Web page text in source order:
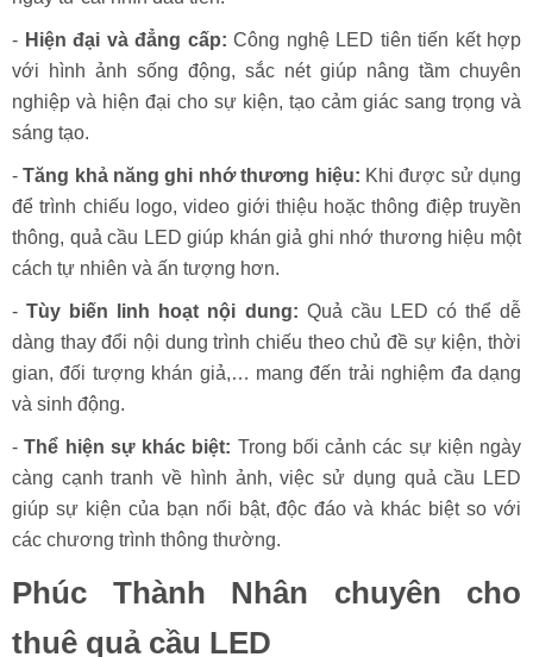
- Hiện đại và đẳng cấp: Công nghệ LED tiên tiến kết hợp
với hình ảnh sống động, sắc nét giúp nâng tầm chuyên
nghiệp và hiện đại cho sự kiện, tạo cảm giác sang trọng và
sáng tạo.
-Tăng khả năng ghi nhớ thương hiệu: Khi được sử dụng
để trình chiếu logo, video giới thiệu hoặc thông điệp truyền
thông, quả cầu LED giúp khán giả ghi nhớ thương hiệu một
cách tự nhiên và ấn tượng hơn.
-Tùy biến linh hoạt nội dung: Quả cầu LED có thể dễ
dàng thay đổi nội dung trình chiếu theo chủ đề sự kiện, thời
gian, đối tượng khán giả,… mang đến trải nghiệm đa dạng
và sinh động.
-Thể hiện sự khác biệt: Trong bối cảnh các sự kiện ngày
càng cạnh tranh về hình ảnh, việc sử dụng quả cầu LED
giúp sự kiện của bạn nổi bật, độc đáo và khác biệt so với
các chương trình thông thường.
Phúc Thành Nhân chuyên cho
thuê quả cầu LED